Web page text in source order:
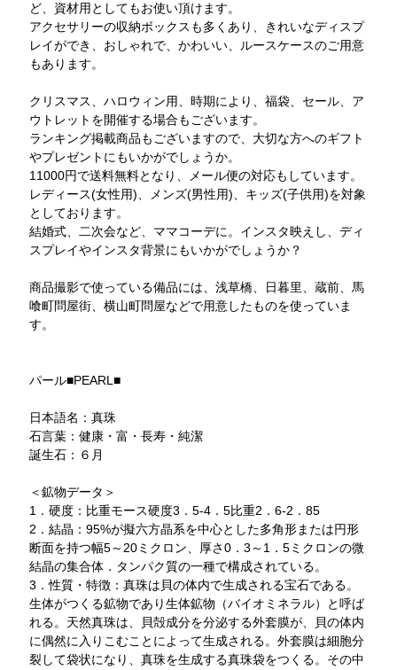
ど、資材用としてもお使い頂けます。
アクセサリーの収納ボックスも多くあり、きれいなディスプ
レイができ、おしゃれで、かわいい、ルースケースのご用意
もあります。
クリスマス、ハロウィン用、時期により、福袋、セール、ア
ウトレットを開催する場合もございます。
ランキング掲載商品もございますので、大切な方へのギフト
やプレゼントにもいかがでしょうか。
11000円で送料無料となり、メール便の対応もしています。
レディース(女性用)、メンズ(男性用)、キッズ(子供用)を対象
としております。
結婚式、二次会など、ママコーデに。インスタ映えし、ディ
スプレイやインスタ背景にもいかがでしょうか？
商品撮影で使っている備品には、浅草橋、日暮里、蔵前、馬
喰町問屋街、横山町問屋などで用意したものを使っていま
す。
パール■PEARL■
日本語名：真珠
石言葉：健康・富・長寿・純潔
誕生石：６月
＜鉱物データ＞
1．硬度：比重モース硬度3．5-4．5比重2．6-2．85
2．結晶：95%が擬六方晶系を中心とした多角形または円形
断面を持つ幅5～20ミクロン、厚さ0．3～1．5ミクロンの微
結晶の集合体．タンパク質の一種で構成されている。
3．性質・特徴：真珠は貝の体内で生成される宝石である。
生体がつくる鉱物であり生体鉱物（バイオミネラル）と呼ば
れる。天然真珠は、貝殻成分を分泌する外套膜が、貝の体内
に偶然に入りこむことによって生成される。外套膜は細胞分
裂して袋状になり、真珠を生成する真珠袋をつくる。その中